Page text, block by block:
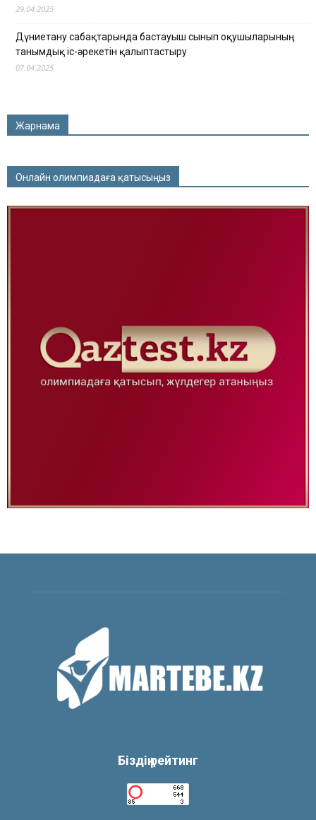
29.04.2025
Дүниетану сабақтарында бастауыш сынып оқушыларының
танымдық іс-әрекетін қалыптастыру
07.04.2025
Жарнама
Онлайн олимпиадаға қатысыңыз
Біздің рейтинг